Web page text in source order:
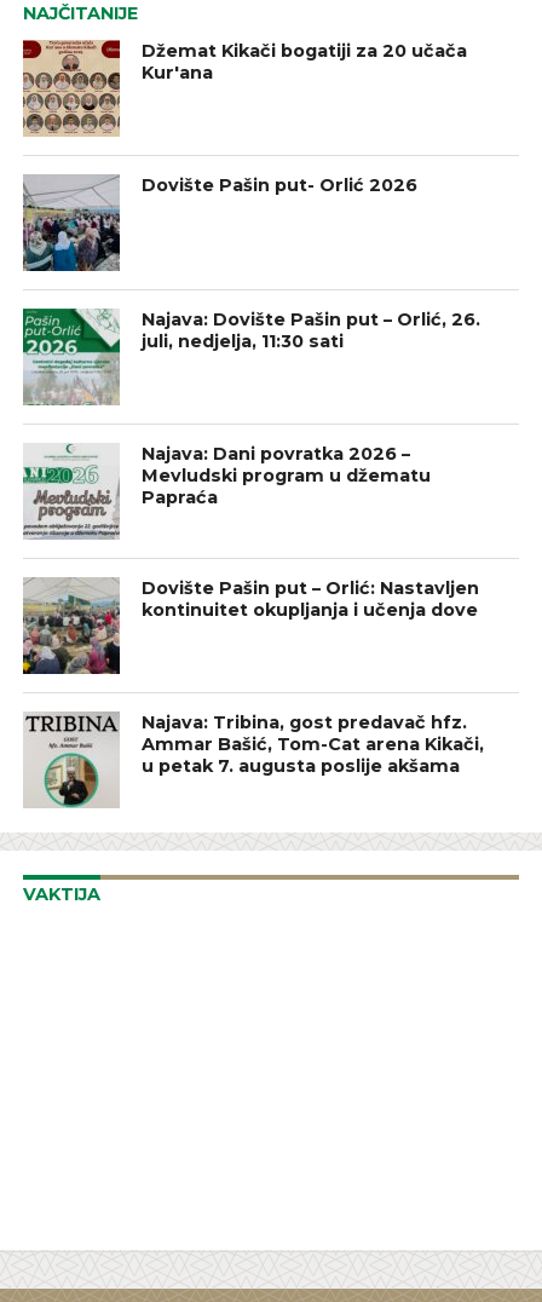
NAJČITANIJE
Džemat Kikači bogatiji za 20 učača
Kur'ana
Dovište Pašin put- Orlić 2026
Najava: Dovište Pašin put – Orlić, 26.
juli, nedjelja, 11:30 sati
Najava: Dani povratka 2026 –
Mevludski program u džematu
Papraća
Dovište Pašin put – Orlić: Nastavljen
kontinuitet okupljanja i učenja dove
Najava: Tribina, gost predavač hfz.
Ammar Bašić, Tom-Cat arena Kikači,
u petak 7. augusta poslije akšama
VAKTIJA